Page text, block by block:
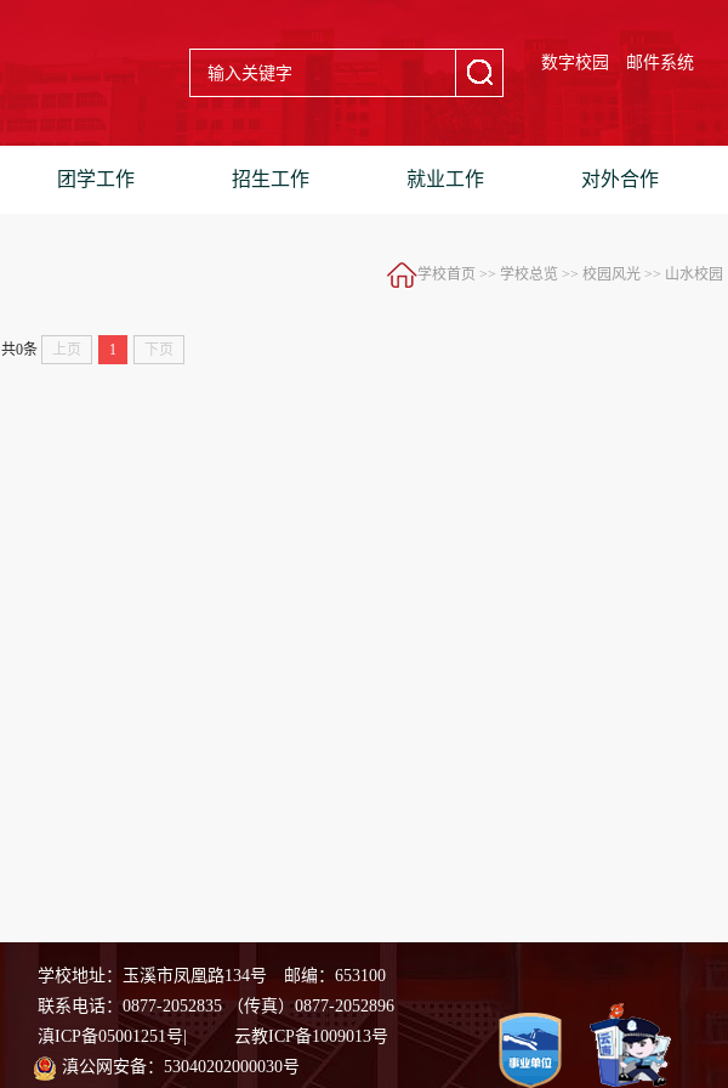
数字校园 邮件系统
团学工作 招生工作 就业工作 对外合作
学校首页 >> 学校总览 >> 校园风光 >> 山水校园
共0条 上页 1 下页
学校地址：玉溪市凤凰路134号 邮编：653100
联系电话：0877-2052835 （传真）0877-2052896
滇ICP备05001251号
云教ICP备1009013号
滇公网安备：53040202000030号